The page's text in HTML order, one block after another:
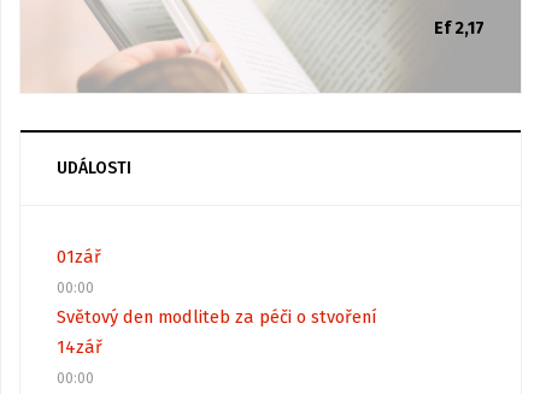
Ef 2,17
UDÁLOSTI
01zář
00:00
Světový den modliteb za péči o stvoření
14zář
00:00